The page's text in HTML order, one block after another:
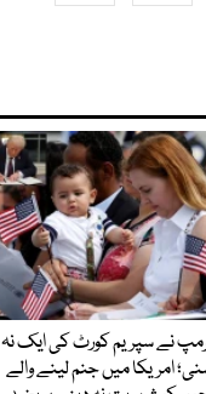
نے سپریم کورٹ کی ایک نہ
امریکا میں جنم لینے والے